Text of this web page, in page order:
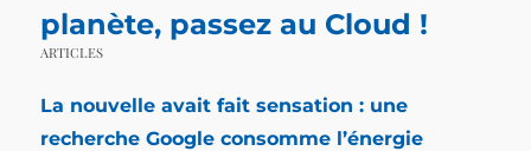
planète, passez au Cloud !
ARTICLES
La nouvelle avait fait sensation : une
recherche Google consomme l’énergie